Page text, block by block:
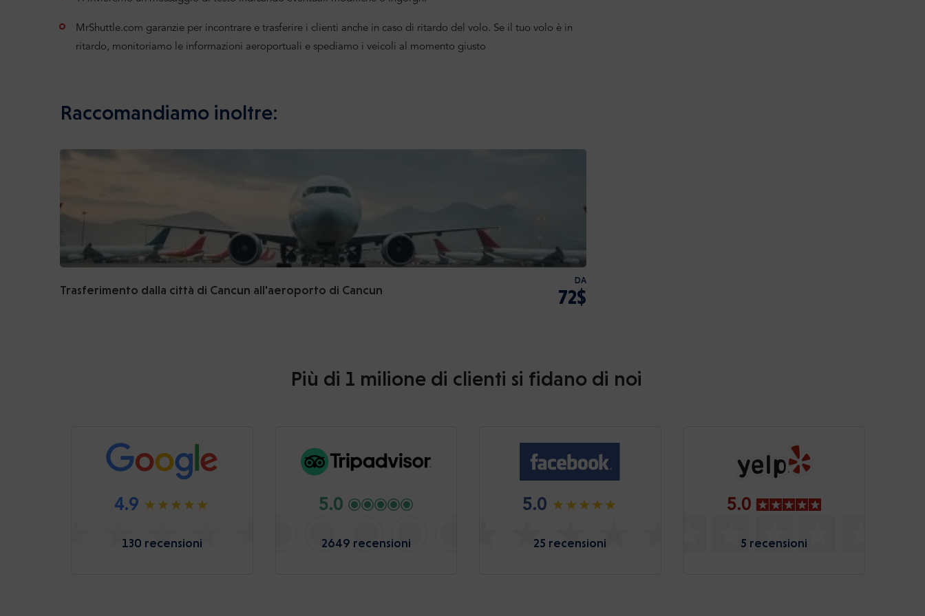
MrShuttle.com garanzie per incontrare e trasferire i clienti anche in caso di ritardo del volo. Se il tuo volo è in
ritardo, monitoriamo le informazioni aeroportuali e spediamo i veicoli al momento giusto
Raccomandiamo inoltre:
Trasferimento dalla città di Cancun all'aeroporto di Cancun
DA
72$
Più di 1 milione di clienti si fidano di noi
4.9
130 recensioni
5.0
2649 recensioni
5.0
25 recensioni
5.0
5 recensioni